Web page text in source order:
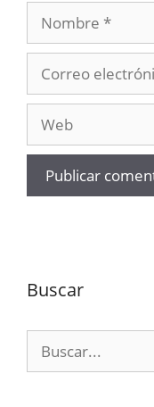
Nombre
electrónico
Buscar